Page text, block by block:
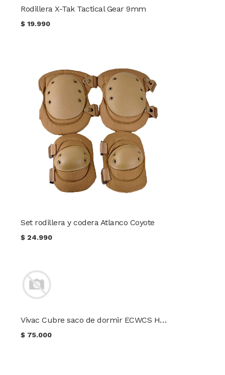
Rodillera X-Tak Tactical Gear 9mm
$19.990
Set rodillera y codera Atlanco Coyote
$ 24.990
Vivac Cubre saco de dormir ECWCS H2O TRU-SPEC®
$ 75.000